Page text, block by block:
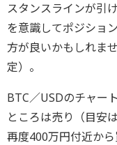
スタンスラインが引
を意識してポジショ
方が良いかもしれま
定）。
BTC／USDのチャー
ところは売り（目安
再度400万円付近か